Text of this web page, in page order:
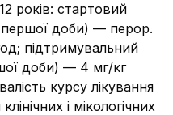
років: стартовий
доби) — перор.
підтримувальний
доби) — 4 мг/кг
курсу лікування
і мікологічних